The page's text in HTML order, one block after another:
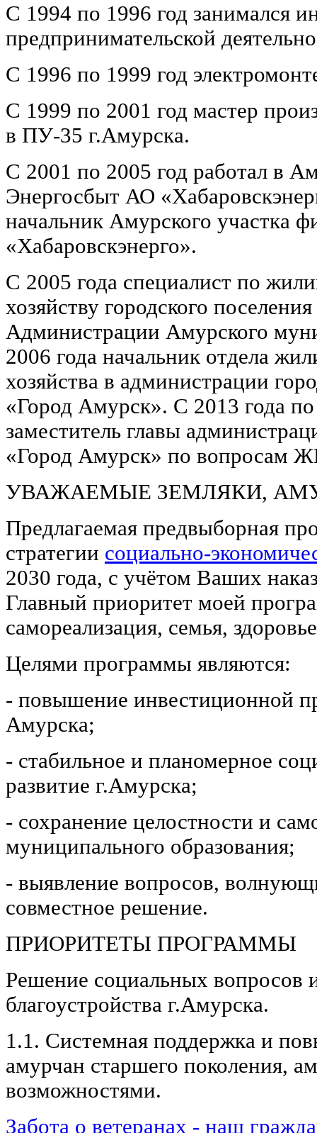
С 1994 по 1996 год занимался
предпринимательской
С 1996 по 1999 год
С 1999 по 2001 год мастер
в ПУ-35 г.Амурска.
С 2001 по 2005 год работал в
Энергосбыт АО
начальник Амурского участка
«Хабаровскэнерго».
С 2005 года специалист по
хозяйству городского
Администрации Амурского
2006 года начальник отдела
хозяйства в администрации
«Город Амурск». С 2013 года
заместитель главы
«Город Амурск» по вопросам
УВАЖАЕМЫЕ ЗЕМЛЯКИ,
Предлагаемая предвыборная
стратегии социально-
2030 года, с учётом Ваших
Главный приоритет моей
самореализация, семья,
Целями программы являются:
- повышение инвестиционной
Амурска;
- стабильное и планомерное
развитие г.Амурска;
- сохранение целостности и
муниципального образования;
- выявление вопросов,
совместное решение.
ПРИОРИТЕТЫ ПРОГРАММЫ
Решение социальных вопросов
благоустройства г.Амурска.
1.1. Системная поддержка и
амурчан старшего поколения,
возможностями.
Забота о ветеранах - наш